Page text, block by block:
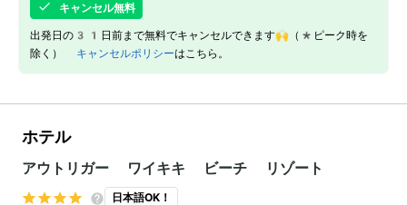
キャンセル無料
出発日の31日前まで無料でキャンセルできます🙌（*ピーク時を
除く） キャンセルポリシーはこちら。
ホテル
アウトリガー ワイキキ ビーチ リゾート
日本語OK！